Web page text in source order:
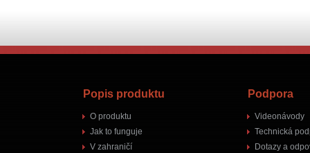
Popis produktu
O produktu
Jak to funguje
V zahraničí
Podpora
Videonávody
Technická
Dotazy a